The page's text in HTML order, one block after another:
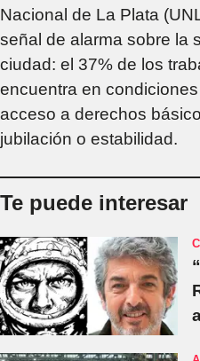
Nacional de La Plata
señal de alarma sobre la
ciudad: el 37% de los
encuentra en
acceso a derechos
jubilación o estabilidad.
Te puede interesar